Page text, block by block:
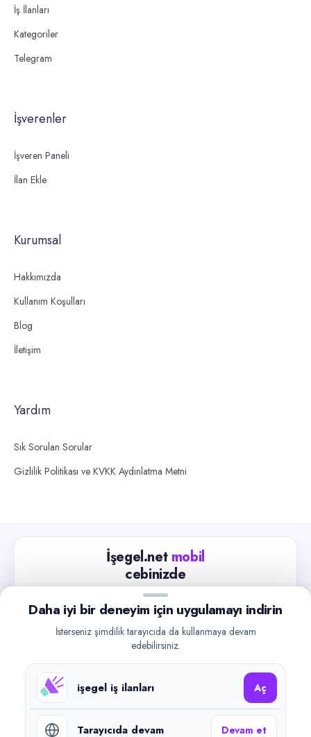
İş İlanları
Kategoriler
Telegram
İşverenler
İşveren Paneli
İlan Ekle
Kurumsal
Hakkımızda
Kullanım Koşulları
Blog
İletişim
Yardım
Sık Sorulan Sorular
Gizlilik Politikası ve KVKK Aydınlatma Metni
İşegel.net mobil
cebinizde
Güncel iş ilanlarını takip edin, işverenlerle hızlıca
iletişime geçin.
Google Play
©2026işegel.net. Tüm hakları saklıdır.
Daha iyi bir deneyim için uygulamayı indirin
İsterseniz şimdilik tarayıcıda da kullanmaya devam
edebilirsiniz.
işegel iş ilanları Aç
Tarayıcıda devam Devam et